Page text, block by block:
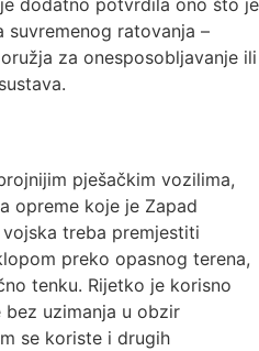
suvremenog ratovanja –
za onesposobljavanje ili
pješačkim vozilima,
opreme koje je Zapad
treba premjestiti
preko opasnog terena,
tenku. Rijetko je korisno
uzimanja u obzir
se koriste i drugih